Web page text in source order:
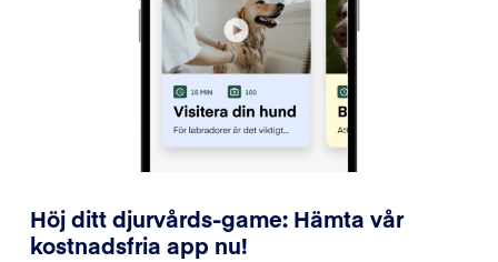
Höj ditt djurvårds-game: Hämta vår
kostnadsfria app nu!